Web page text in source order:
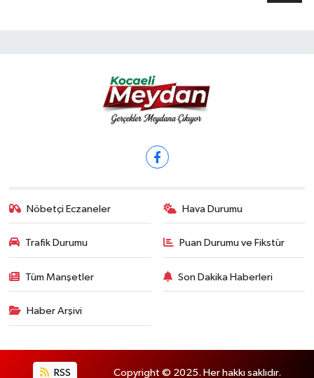
Nöbetçi Eczaneler Hava Durumu
Trafik Durumu Puan Durumu ve Fikstür
Tüm Manşetler Son Dakika Haberleri
Haber Arşivi
RSS Copyright © 2025. Her hakkı saklıdır.